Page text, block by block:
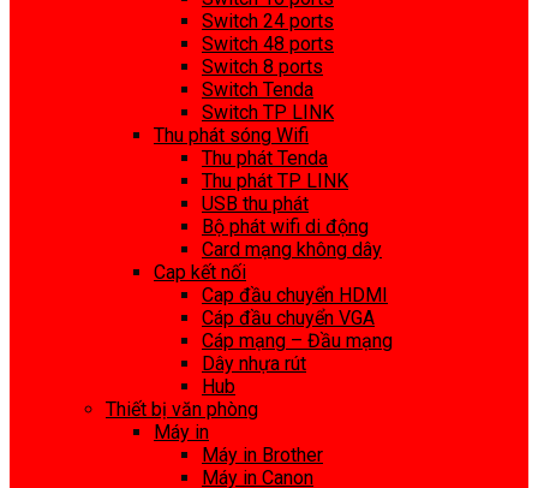
Switch 24 ports
Switch 48 ports
Switch 8 ports
Switch Tenda
Switch TP LINK
Thu phát sóng Wifi
Thu phát Tenda
Thu phát TP LINK
USB thu phát
Bộ phát wifi di động
Card mạng không dây
Cap kết nối
Cap đầu chuyển HDMI
Cáp đầu chuyển VGA
Cáp mạng – Đầu mạng
Dây nhựa rút
Hub
Thiết bị văn phòng
Máy in
Máy in Brother
Máy in Canon